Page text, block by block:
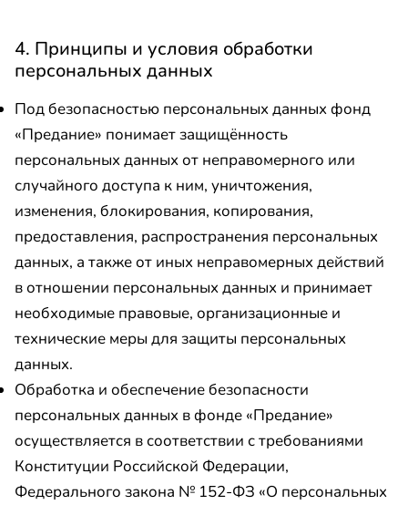
4. Принципы и условия обработки
персональных данных
Под безопасностью персональных данных фонд
«Предание» понимает защищённость
персональных данных от неправомерного или
случайного доступа к ним, уничтожения,
изменения, блокирования, копирования,
предоставления, распространения персональных
данных, а также от иных неправомерных действий
в отношении персональных данных и принимает
необходимые правовые, организационные и
технические меры для защиты персональных
данных.
Обработка и обеспечение безопасности
персональных данных в фонде «Предание»
осуществляется в соответствии с требованиями
Конституции Российской Федерации,
Федерального закона № 152-ФЗ «О персональных